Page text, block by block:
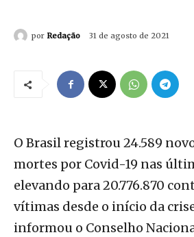
por Redação 31 de agosto de 2021
O Brasil registrou 24.589
mortes por Covid-19 nas
elevando para 20.776.870
vítimas desde o início da
informou o Conselho